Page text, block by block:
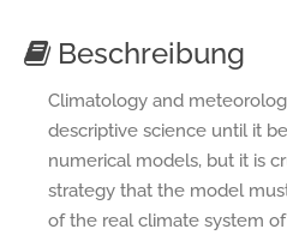
Beschreibung
Climatology and
descriptive science until it
numerical models, but it is
strategy that the model
of the real climate system